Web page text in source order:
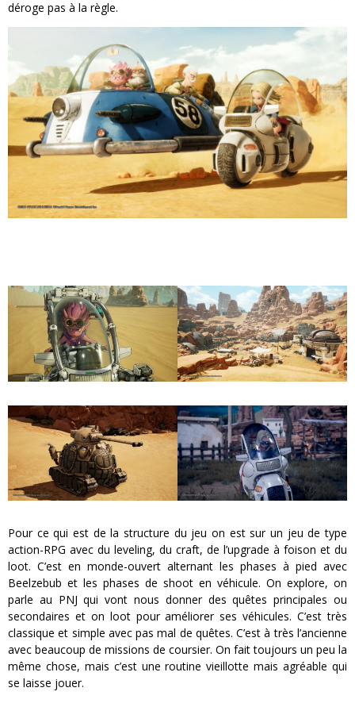
déroge pas à la règle.
Pour ce qui est de la structure du jeu on est sur un jeu de type
action-RPG avec du leveling, du craft, de l’upgrade à foison et du
loot. C’est en monde-ouvert alternant les phases à pied avec
Beelzebub et les phases de shoot en véhicule. On explore, on
parle au PNJ qui vont nous donner des quêtes principales ou
secondaires et on loot pour améliorer ses véhicules. C’est très
classique et simple avec pas mal de quêtes. C’est à très l’ancienne
avec beaucoup de missions de coursier. On fait toujours un peu la
même chose, mais c’est une routine vieillotte mais agréable qui
se laisse jouer.